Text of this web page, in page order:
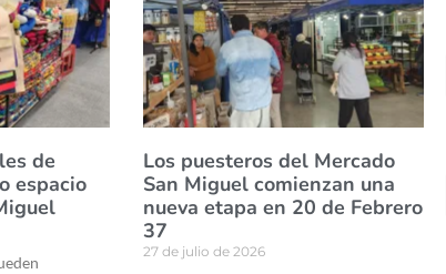
de
espacio
Los puesteros del Mercado
San Miguel comienzan una
nueva etapa en 20 de Febrero
37
27 de julio de 2026